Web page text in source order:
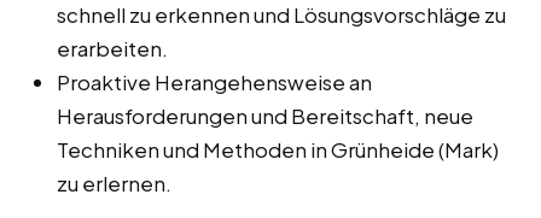
schnell zu erkennen und Lösungsvorschläge zu
erarbeiten.
Proaktive Herangehensweise an
Herausforderungen und Bereitschaft, neue
Techniken und Methoden in Grünheide (Mark)
zu erlernen.